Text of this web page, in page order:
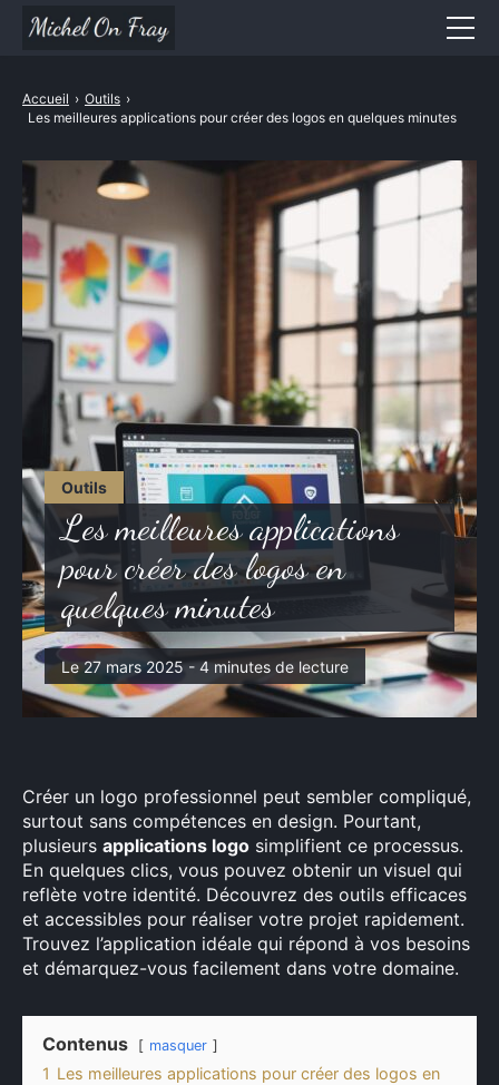
Outils
Les meilleures applications
pour créer des logos en
quelques minutes
Le 27 mars 2025 - 4 minutes de lecture
Accueil › Outils ›
Les meilleures applications pour créer des logos en quelques minutes
Créer un logo professionnel peut sembler compliqué,
surtout sans compétences en design. Pourtant,
plusieurs applications logo simplifient ce processus.
En quelques clics, vous pouvez obtenir un visuel qui
reflète votre identité. Découvrez des outils efficaces
et accessibles pour réaliser votre projet rapidement.
Trouvez l’application idéale qui répond à vos besoins
et démarquez-vous facilement dans votre domaine.
Contenus masquer
1 Les meilleures applications pour créer des logos en
Mode / Beauté
Santé & Bien être
Sport
Maison et Jardin
Voyages
Cuisine
High-Tech
Outils
Auto-Moto